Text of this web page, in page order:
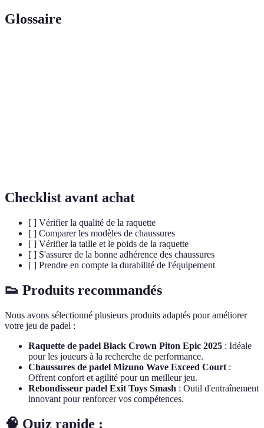
Glossaire
Checklist avant achat
[ ] Vérifier la qualité de la raquette
[ ] Comparer les modèles de chaussures
[ ] Vérifier la taille et le poids de la raquette
[ ] S'assurer de la bonne adhérence des chaussures
[ ] Prendre en compte la durabilité de l'équipement
👟 Produits recommandés
Nous avons sélectionné plusieurs produits adaptés pour améliorer
votre jeu de padel :
Raquette de padel Black Crown Piton Epic 2025 : Idéale
pour les joueurs à la recherche de performance.
Chaussures de padel Mizuno Wave Exceed Court :
Offrent confort et agilité pour un meilleur jeu.
Rebondisseur padel Exit Toys Smash : Outil d'entraînement
innovant pour renforcer vos compétences.
🧠 Quiz rapide :